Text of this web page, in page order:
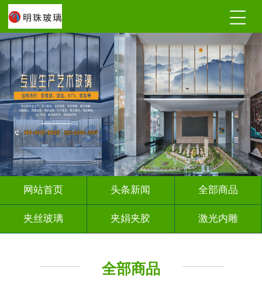
网站首页 头条新闻 全部商品
夹丝玻璃 夹娟夹胶 激光内雕
工程玻璃
全部商品